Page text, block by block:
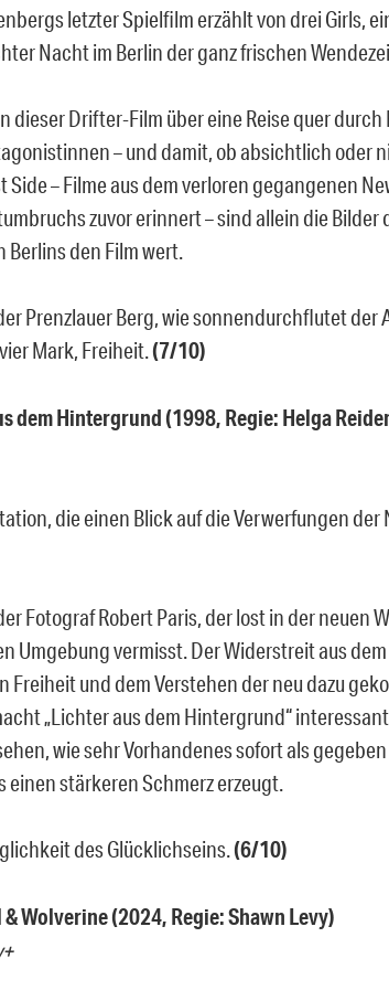
letzter Spielfilm erzählt von drei Girls,
Nacht im Berlin der ganz frischen
dieser Drifter-Film über eine Reise quer
– und damit, ob absichtlich oder
Side – Filme aus dem verloren gegangenen
zuvor erinnert – sind allein die
Berlins den Film wert.
Prenzlauer Berg, wie sonnendurchflutet der
Mark, Freiheit.(7/10)
dem Hintergrund (1998, Regie: Helga
die einen Blick auf die Verwerfungen der
Fotograf Robert Paris, der lost in der neuen
Umgebung vermisst. Der Widerstreit aus
Freiheit und dem Verstehen der neu dazu
„Lichter aus dem Hintergrund“
wie sehr Vorhandenes sofort als
einen stärkeren Schmerz erzeugt.
des Glücklichseins.(6/10)
Wolverine (2024, Regie: Shawn Levy)